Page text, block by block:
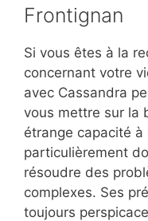
Frontignan
Si vous êtes à la
concernant votre
avec Cassandra
vous mettre sur la
étrange capacité à
particulièrement
résoudre des
complexes. Ses
toujours